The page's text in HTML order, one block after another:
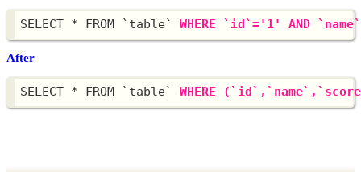
SELECT * FROM `table` WHERE `id`='1' AND
After
SELECT * FROM `table` WHERE